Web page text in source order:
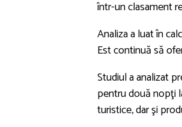
într-un clasament
Analiza a luat în
Est continuă să
Studiul a analizat
pentru două nopţi
turistice, dar şi